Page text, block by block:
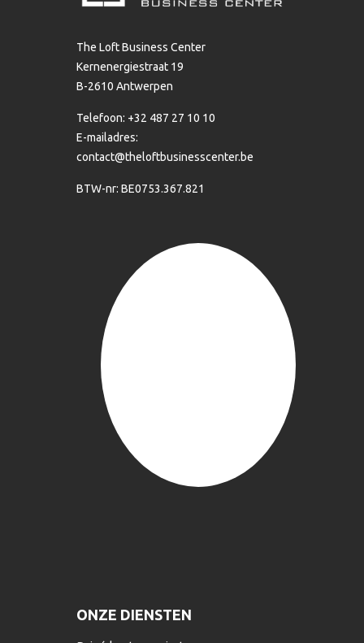
The Loft Business Center
Kernenergiestraat 19
B-2610 Antwerpen
Telefoon: +32 487 27 10 10
E-mailadres:
contact@theloftbusinesscenter.be
BTW-nr: BE0753.367.821
ONZE DIENSTEN